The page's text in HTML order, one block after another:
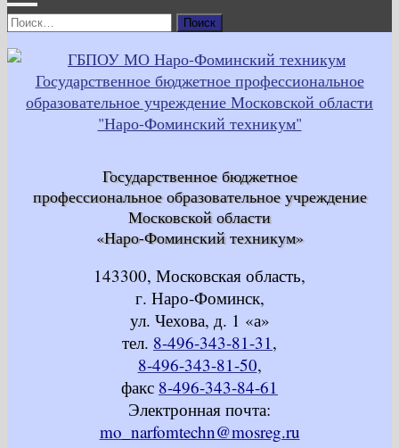
Найти:
Государственное бюджетное
профессиональное образовательное учреждение
Московской области
«Наро-Фоминский техникум»
143300, Московская область,
г. Наро-Фоминск,
ул. Чехова, д. 1 «а»
тел. 8-496-343-81-31,
8-496-343-81-50,
факс 8-496-343-84-61
Электронная почта:
mo_narfomtechn@mosreg.ru